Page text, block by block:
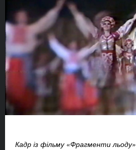
Кадр із фільму «Фрагменти льоду»